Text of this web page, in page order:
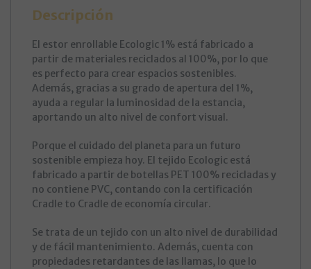
Descripción
El estor enrollable Ecologic 1% está fabricado a
partir de materiales reciclados al 100%, por lo que
es perfecto para crear espacios sostenibles.
Además, gracias a su grado de apertura del 1%,
ayuda a regular la luminosidad de la estancia,
aportando un alto nivel de confort visual.
Porque el cuidado del planeta para un futuro
sostenible empieza hoy. El tejido Ecologic está
fabricado a partir de botellas PET 100% recicladas y
no contiene PVC, contando con la certificación
Cradle to Cradle de economía circular.
Se trata de un tejido con un alto nivel de durabilidad
y de fácil mantenimiento. Además, cuenta con
propiedades retardantes de las llamas, lo que lo